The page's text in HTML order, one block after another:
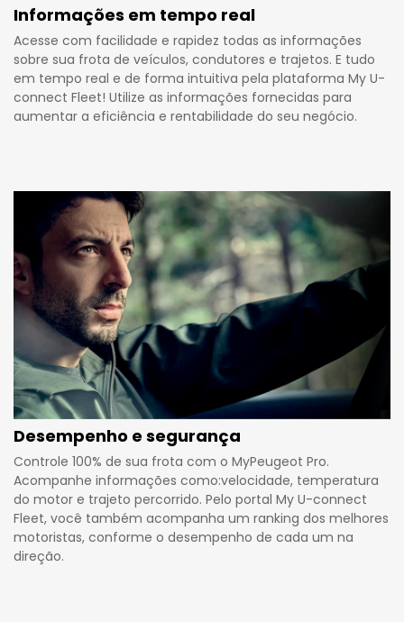
Informações em tempo real
Acesse com facilidade e rapidez todas as informações
sobre sua frota de veículos, condutores e trajetos. E tudo
em tempo real e de forma intuitiva pela plataforma My U-
connect Fleet! Utilize as informações fornecidas para
aumentar a eficiência e rentabilidade do seu negócio.
Desempenho e segurança
Controle 100% de sua frota com o MyPeugeot Pro.
Acompanhe informações como:velocidade, temperatura
do motor e trajeto percorrido. Pelo portal My U-connect
Fleet, você também acompanha um ranking dos melhores
motoristas, conforme o desempenho de cada um na
direção.